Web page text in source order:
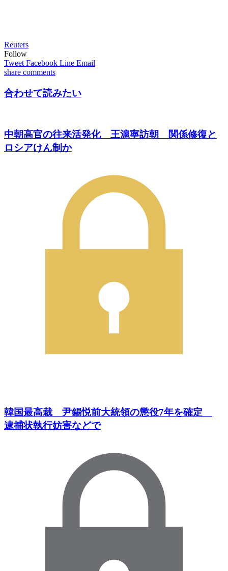
Reuters
Follow
Tweet Facebook Line Email
share comments
合わせて読みたい
中朝高官の往来活発化 王滬寧訪朝 関係修復と
ロシアけん制か
韓国最高裁 尹錫悦前大統領の懲役7年を確定
逮捕状執行妨害などで